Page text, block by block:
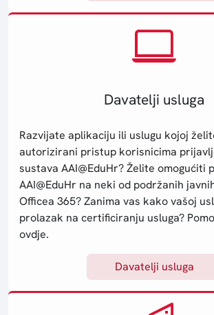
Davatelji usluga
Razvijate aplikaciju ili uslugu kojoj
autorizirani pristup korisnicima
sustava AAI@EduHr? Želite omogućiti
AAI@EduHr na neki od podržanih
Officea 365? Zanima vas kako vašoj
prolazak na certificiranju usluga?
ovdje.
Davatelji usluga